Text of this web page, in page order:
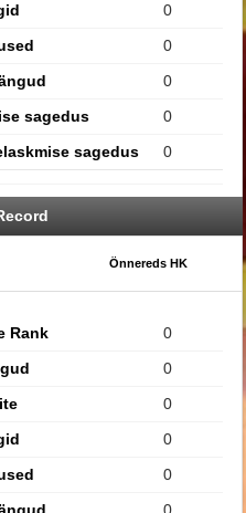
0
0
0
sagedus
0
sagedus 0
Önnereds HK
Rank
0
0
0
0
0
0